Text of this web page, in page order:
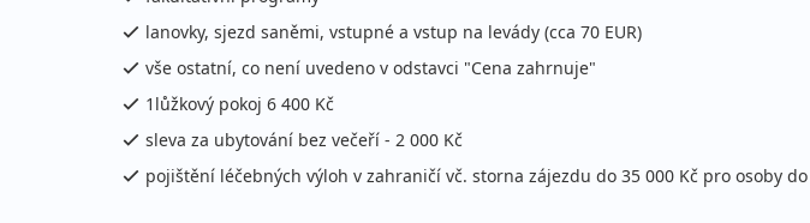
11.08. - 18.08.2026
úterý - úterý
letecky (Praha)
září 2026
08.09. - 15.09.2026
polopenze
lanovky, sjezd saněmi, vstupné a vstup na levády (cca 70 EUR)
vše ostatní, co není uvedeno v odstavci "Cena zahrnuje"
1lůžkový pokoj 6 400 Kč
sleva za ubytování bez večeří - 2 000 Kč
pojištění léčebných výloh v zahraničí vč. storna zájezdu do 35 000 Kč pro osoby